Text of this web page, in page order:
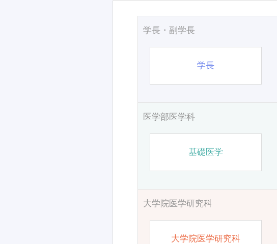
学長・副学長
学長
医学部医学科
基礎医学
大学院医学研究科
大学院医学研究科